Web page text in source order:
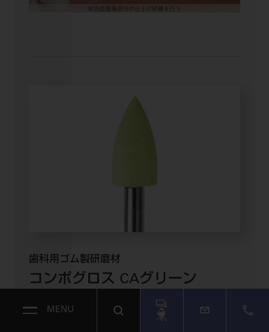
歯科用ゴム製研磨材
コンポグロス CAグリーン
ポイント 6入（仕上げ）
MENU